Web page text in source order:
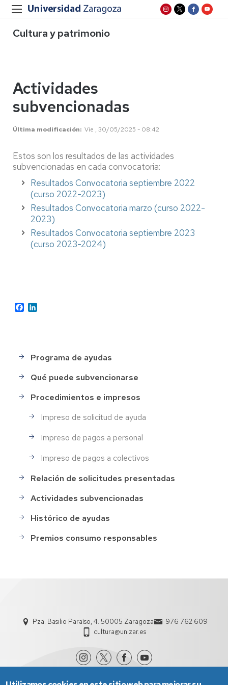
Cultura y patrimonio
Actividades
subvencionadas
Última modificación Vie , 30/05/2025 - 08:42
Estos son los resultados de las actividades
subvencionadas en cada convocatoria:
Resultados Convocatoria septiembre 2022
(curso 2022-2023)
Resultados Convocatoria marzo (curso 2022-
2023)
Resultados Convocatoria septiembre 2023
(curso 2023-2024)
Facebook
MENÚ
PRINCIPAL
Programa de ayudas
Qué puede subvencionarse
Procedimientos e impresos
Impreso de solicitud de ayuda
Impreso de pagos a personal
Impreso de pagos a colectivos
Relación de solicitudes presentadas
Actividades subvencionadas
Histórico de ayudas
Premios consumo responsables
Pza. Basilio Paraíso, 4. 50005 Zaragoza
976 762 609
cultura@unizar.es